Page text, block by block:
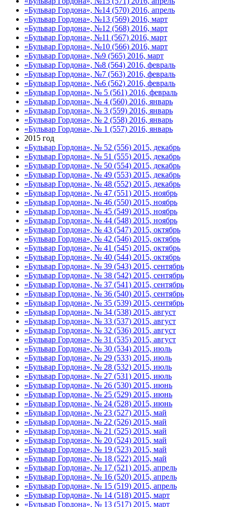
«Бульвар Гордона», №14 (570) 2016, апрель
«Бульвар Гордона», №13 (569) 2016, март
«Бульвар Гордона», №12 (568) 2016, март
«Бульвар Гордона», №11 (567) 2016, март
«Бульвар Гордона», №10 (566) 2016, март
«Бульвар Гордона», №9 (565) 2016, март
«Бульвар Гордона», №8 (564) 2016, февраль
«Бульвар Гордона», №7 (563) 2016, февраль
«Бульвар Гордона», №6 (562) 2016, февраль
«Бульвар Гордона», № 5 (561) 2016, февраль
«Бульвар Гордона», № 4 (560) 2016, январь
«Бульвар Гордона», № 3 (559) 2016, январь
«Бульвар Гордона», № 2 (558) 2016, январь
«Бульвар Гордона», № 1 (557) 2016, январь
2015 год
«Бульвар Гордона», № 52 (556) 2015, декабрь
«Бульвар Гордона», № 51 (555) 2015, декабрь
«Бульвар Гордона», № 50 (554) 2015, декабрь
«Бульвар Гордона», № 49 (553) 2015, декабрь
«Бульвар Гордона», № 48 (552) 2015, декабрь
«Бульвар Гордона», № 47 (551) 2015, ноябрь
«Бульвар Гордона», № 46 (550) 2015, ноябрь
«Бульвар Гордона», № 45 (549) 2015, ноябрь
«Бульвар Гордона», № 44 (548) 2015, ноябрь
«Бульвар Гордона», № 43 (547) 2015, октябрь
«Бульвар Гордона», № 42 (546) 2015, октябрь
«Бульвар Гордона», № 41 (545) 2015, октябрь
«Бульвар Гордона», № 40 (544) 2015, октябрь
«Бульвар Гордона», № 39 (543) 2015, сентябрь
«Бульвар Гордона», № 38 (542) 2015, сентябрь
«Бульвар Гордона», № 37 (541) 2015, сентябрь
«Бульвар Гордона», № 36 (540) 2015, сентябрь
«Бульвар Гордона», № 35 (539) 2015, сентябрь
«Бульвар Гордона», № 34 (538) 2015, август
«Бульвар Гордона», № 33 (537) 2015, август
«Бульвар Гордона», № 32 (536) 2015, август
«Бульвар Гордона», № 31 (535) 2015, август
«Бульвар Гордона», № 30 (534) 2015, июль
«Бульвар Гордона», № 29 (533) 2015, июль
«Бульвар Гордона», № 28 (532) 2015, июль
«Бульвар Гордона», № 27 (531) 2015, июль
«Бульвар Гордона», № 26 (530) 2015, июнь
«Бульвар Гордона», № 25 (529) 2015, июнь
«Бульвар Гордона», № 24 (528) 2015, июнь
«Бульвар Гордона», № 23 (527) 2015, май
«Бульвар Гордона», № 22 (526) 2015, май
«Бульвар Гордона», № 21 (525) 2015, май
«Бульвар Гордона», № 20 (524) 2015, май
«Бульвар Гордона», № 19 (523) 2015, май
«Бульвар Гордона», № 18 (522) 2015, май
«Бульвар Гордона», № 17 (521) 2015, апрель
«Бульвар Гордона», № 16 (520) 2015, апрель
«Бульвар Гордона», № 15 (519) 2015, апрель
«Бульвар Гордона», № 14 (518) 2015, март
«Бульвар Гордона», № 13 (517) 2015, март